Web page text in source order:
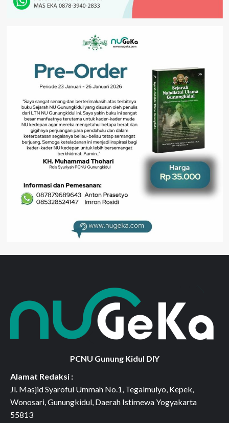
PCNU Gunung Kidul DIY
Alamat Redaksi :
Jl. Masjid Syaroful Ummah No.1, Tegalmulyo, Kepek,
Wonosari, Gunungkidul, Daerah Istimewa Yogyakarta
55813